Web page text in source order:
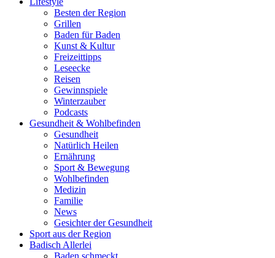
Besten der Region
Grillen
Baden für Baden
Kunst & Kultur
Freizeittipps
Leseecke
Reisen
Gewinnspiele
Winterzauber
Podcasts
Gesundheit & Wohlbefinden
Gesundheit
Natürlich Heilen
Ernährung
Sport & Bewegung
Wohlbefinden
Medizin
Familie
News
Gesichter der Gesundheit
Sport aus der Region
Badisch Allerlei
Baden schmeckt